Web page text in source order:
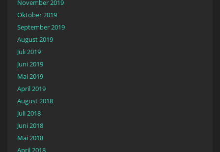
November 2019
Oktober 2019
September 2019
August 2019
Juli 2019
Juni 2019
Mai 2019
April 2019
August 2018
Juli 2018
Juni 2018
Mai 2018
April 2018